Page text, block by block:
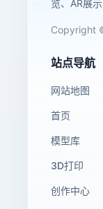
览、AR展
Copyright
站点导航
网站地图
首页
模型库
3D打印
创作中心